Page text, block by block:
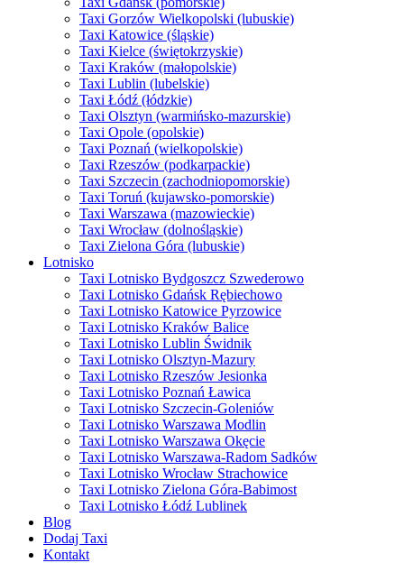
Taxi Gorzów Wielkopolski (lubuskie)
Taxi Katowice (śląskie)
Taxi Kielce (świętokrzyskie)
Taxi Kraków (małopolskie)
Taxi Lublin (lubelskie)
Taxi Łódź (łódzkie)
Taxi Olsztyn (warmińsko-mazurskie)
Taxi Opole (opolskie)
Taxi Poznań (wielkopolskie)
Taxi Rzeszów (podkarpackie)
Taxi Szczecin (zachodniopomorskie)
Taxi Toruń (kujawsko-pomorskie)
Taxi Warszawa (mazowieckie)
Taxi Wrocław (dolnośląskie)
Taxi Zielona Góra (lubuskie)
Lotnisko
Taxi Lotnisko Bydgoszcz Szwederowo
Taxi Lotnisko Gdańsk Rębiechowo
Taxi Lotnisko Katowice Pyrzowice
Taxi Lotnisko Kraków Balice
Taxi Lotnisko Lublin Świdnik
Taxi Lotnisko Olsztyn-Mazury
Taxi Lotnisko Rzeszów Jesionka
Taxi Lotnisko Poznań Ławica
Taxi Lotnisko Szczecin-Goleniów
Taxi Lotnisko Warszawa Modlin
Taxi Lotnisko Warszawa Okęcie
Taxi Lotnisko Warszawa-Radom Sadków
Taxi Lotnisko Wrocław Strachowice
Taxi Lotnisko Zielona Góra-Babimost
Taxi Lotnisko Łódź Lublinek
Blog
Dodaj Taxi
Kontakt